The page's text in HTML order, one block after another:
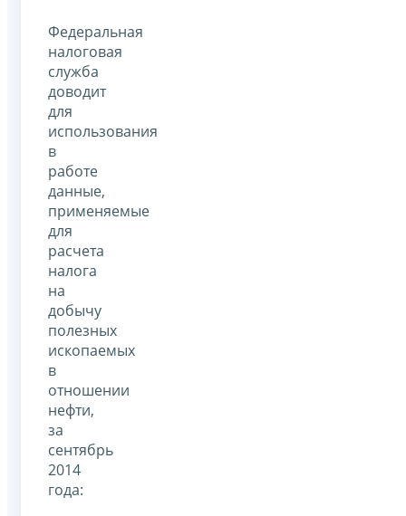
Федеральная
налоговая
служба
доводит
для
использования
в
работе
данные,
применяемые
для
расчета
налога
на
добычу
полезных
ископаемых
в
отношении
нефти,
за
сентябрь
2014
года: